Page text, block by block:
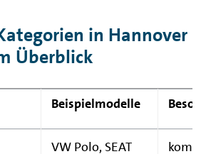
in Hannover
Überblick
Beispielmodelle
VW Polo, SEAT